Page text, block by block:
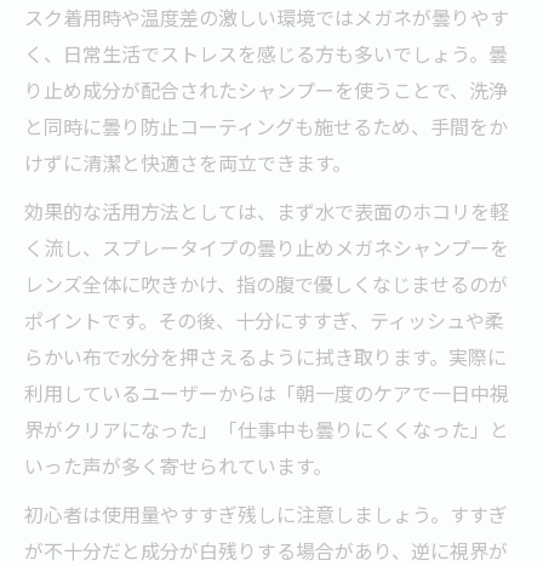
スク着用時や温度差の激しい環境ではメガネが曇りやす
く、日常生活でストレスを感じる方も多いでしょう。曇
り止め成分が配合されたシャンプーを使うことで、洗浄
と同時に曇り防止コーティングも施せるため、手間をか
けずに清潔と快適さを両立できます。
効果的な活用方法としては、まず水で表面のホコリを軽
く流し、スプレータイプの曇り止めメガネシャンプーを
レンズ全体に吹きかけ、指の腹で優しくなじませるのが
ポイントです。その後、十分にすすぎ、ティッシュや柔
らかい布で水分を押さえるように拭き取ります。実際に
利用しているユーザーからは「朝一度のケアで一日中視
界がクリアになった」「仕事中も曇りにくくなった」と
いった声が多く寄せられています。
初心者は使用量やすすぎ残しに注意しましょう。すすぎ
が不十分だと成分が白残りする場合があり、逆に視界が